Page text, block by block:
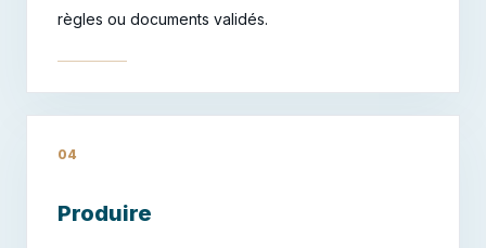
règles ou documents validés.
04
Produire